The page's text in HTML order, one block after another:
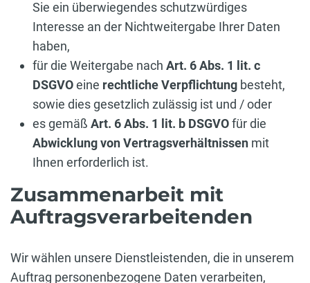
Sie ein überwiegendes schutzwürdiges
Interesse an der Nichtweitergabe Ihrer Daten
haben,
für die Weitergabe nach Art. 6 Abs. 1 lit. c
DSGVOeine rechtliche Verpflichtung besteht,
sowie dies gesetzlich zulässig ist und / oder
es gemäß Art. 6 Abs. 1 lit. b DSGVOfür die
Abwicklung von Vertragsverhältnissen mit
Ihnen erforderlich ist.
Zusammenarbeit mit
Auftragsverarbeitenden
Wir wählen unsere Dienstleistenden, die in unserem
Auftrag personenbezogene Daten verarbeiten,